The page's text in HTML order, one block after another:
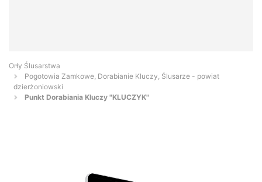
Orły Ślusarstwa
Pogotowia Zamkowe, Dorabianie Kluczy, Ślusarze - powiat
dzierżoniowski
Punkt Dorabiania Kluczy "KLUCZYK"